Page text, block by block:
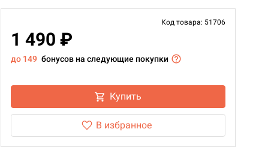
Код товара: 51706
1 490 ₽
до 149 бонусов на следующие покупки
Купить
В избранное